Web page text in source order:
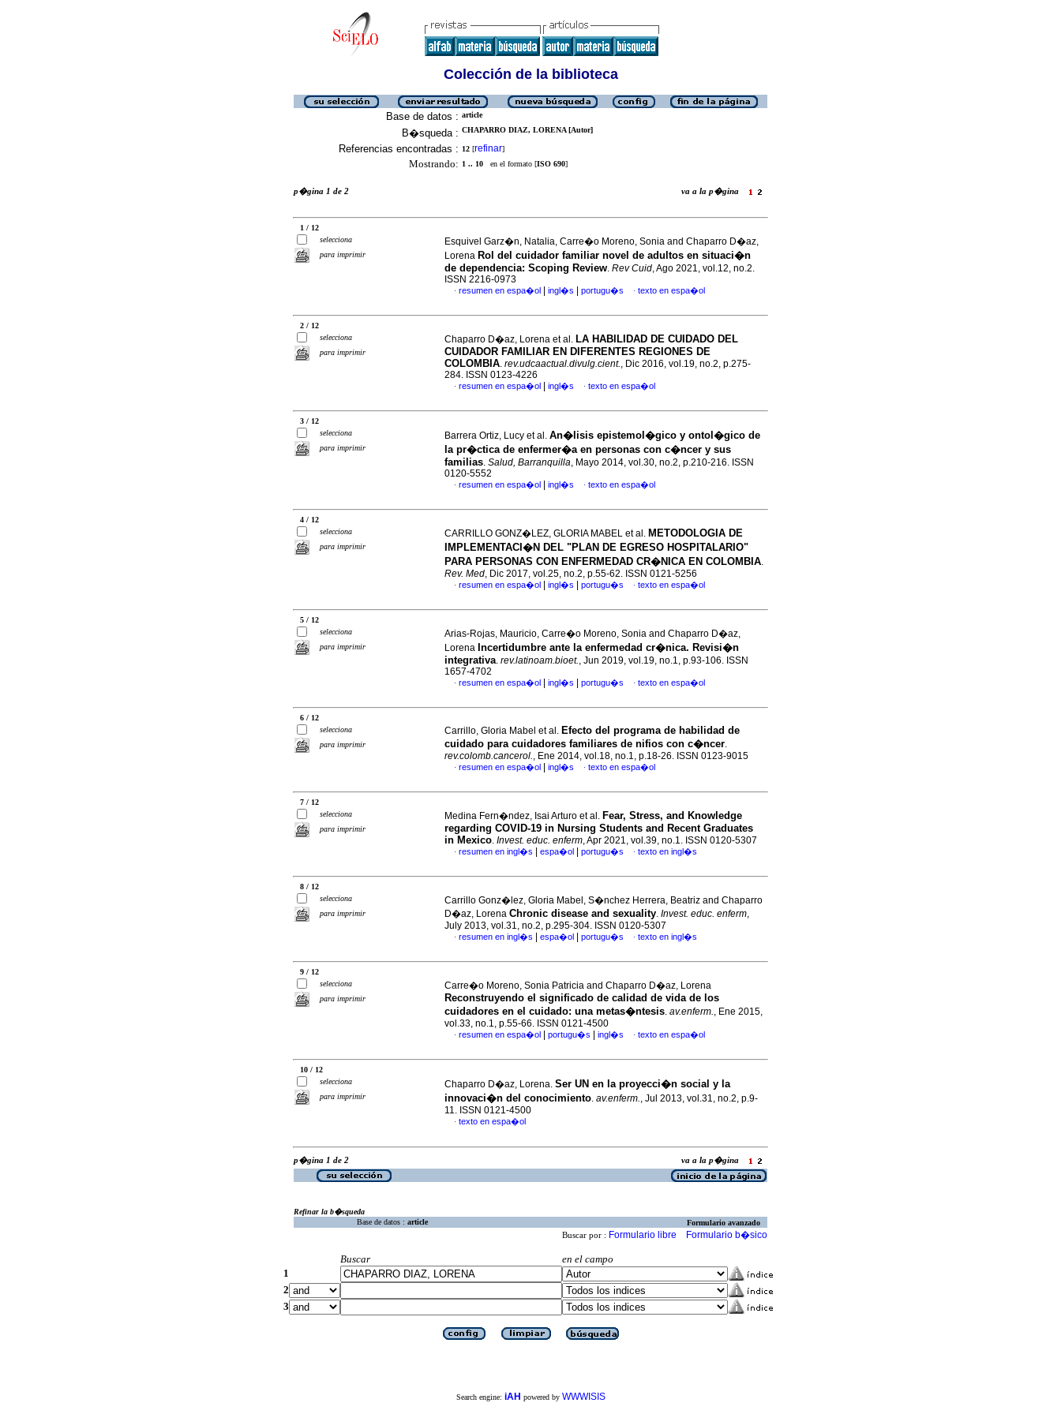
Colección de la biblioteca
Base de datos : article
B�squeda : CHAPARRO DIAZ, LORENA [Autor]
Referencias encontradas : 12 [refinar]
Mostrando: 1 .. 10 en el formato [ISO 690]
p�gina 1 de 2 va a la p�gina
1 / 12
selecciona
para imprimir
Esquivel Garz�n, Natalia, Carre�o Moreno, Sonia and Chaparro D�az,
Lorena Rol del cuidador familiar novel de adultos en situaci�n
de dependencia: Scoping Review. Rev Cuid, Ago 2021, vol.12, no.2.
ISSN 2216-0973
· resumen en espa�ol ingl�s portugu�s · texto en espa�ol
2 / 12
selecciona
para imprimir
Chaparro D�az, Lorena et al. LA HABILIDAD DE CUIDADO DEL
CUIDADOR FAMILIAR EN DIFERENTES REGIONES DE
COLOMBIA. rev.udcaactual.divulg.cient., Dic 2016, vol.19, no.2, p.275-
284. ISSN 0123-4226
· resumen en espa�ol ingl�s · texto en espa�ol
3 / 12
selecciona
para imprimir
Barrera Ortiz, Lucy et al. An�lisis epistemol�gico y ontol�gico de
la pr�ctica de enfermer�a en personas con c�ncer y sus
familias. Salud, Barranquilla, Mayo 2014, vol.30, no.2, p.210-216. ISSN
0120-5552
· resumen en espa�ol ingl�s · texto en espa�ol
4 / 12
selecciona
para imprimir
CARRILLO GONZ�LEZ, GLORIA MABEL et al. METODOLOGIA DE
IMPLEMENTACI�N DEL "PLAN DE EGRESO HOSPITALARIO"
PARA PERSONAS CON ENFERMEDAD CR�NICA EN COLOMBIA.
Rev. Med, Dic 2017, vol.25, no.2, p.55-62. ISSN 0121-5256
· resumen en espa�ol ingl�s portugu�s · texto en espa�ol
5 / 12
selecciona
para imprimir
Arias-Rojas, Mauricio, Carre�o Moreno, Sonia and Chaparro D�az,
Lorena Incertidumbre ante la enfermedad cr�nica. Revisi�n
integrativa. rev.latinoam.bioet., Jun 2019, vol.19, no.1, p.93-106. ISSN
1657-4702
· resumen en espa�ol ingl�s portugu�s · texto en espa�ol
6 / 12
selecciona
para imprimir
Carrillo, Gloria Mabel et al. Efecto del programa de habilidad de
cuidado para cuidadores familiares de nifios con c�ncer.
rev.colomb.cancerol., Ene 2014, vol.18, no.1, p.18-26. ISSN 0123-9015
· resumen en espa�ol ingl�s · texto en espa�ol
7 / 12
selecciona
para imprimir
Medina Fern�ndez, Isai Arturo et al. Fear, Stress, and Knowledge
regarding COVID-19 in Nursing Students and Recent Graduates
in Mexico. Invest. educ. enferm, Apr 2021, vol.39, no.1. ISSN 0120-5307
· resumen en ingl�s espa�ol portugu�s · texto en ingl�s
8 / 12
selecciona
para imprimir
Carrillo Gonz�lez, Gloria Mabel, S�nchez Herrera, Beatriz and Chaparro
D�az, Lorena Chronic disease and sexuality. Invest. educ. enferm,
July 2013, vol.31, no.2, p.295-304. ISSN 0120-5307
· resumen en ingl�s espa�ol portugu�s · texto en ingl�s
9 / 12
selecciona
para imprimir
Carre�o Moreno, Sonia Patricia and Chaparro D�az, Lorena
Reconstruyendo el significado de calidad de vida de los
cuidadores en el cuidado: una metas�ntesis. av.enferm., Ene 2015,
vol.33, no.1, p.55-66. ISSN 0121-4500
· resumen en espa�ol portugu�s ingl�s · texto en espa�ol
10 / 12
selecciona
para imprimir
Chaparro D�az, Lorena. Ser UN en la proyecci�n social y la
innovaci�n del conocimiento. av.enferm., Jul 2013, vol.31, no.2, p.9-
11. ISSN 0121-4500
· texto en espa�ol
p�gina 1 de 2 va a la p�gina
Refinar la b�squeda
Base de datos : article Formulario avanzado
Buscar por : Formulario libre Formulario b�sico
Buscar
en el campo
1
2
3
Search engine: iAH powered by WWWISIS